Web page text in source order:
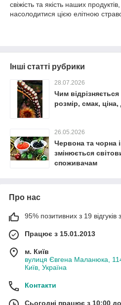
свіжість та якість наших
насолодитися цією елітною
Інші статті рубрики
28.07.2026
Чим
розмір, смак, ціна,
26.05.2026
Червона та чорна
змінюється
споживачам
Про нас
95% позитивних з 19 відгуків
Працює з 15.01.2013
м. Київ
вулиця Євгена Маланюка,
Київ, Україна
Контакти
Сьогодні працює з 10:00